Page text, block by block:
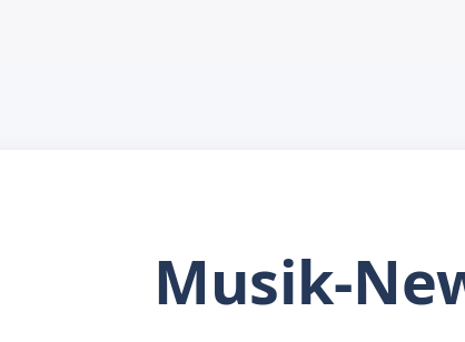
Musik-